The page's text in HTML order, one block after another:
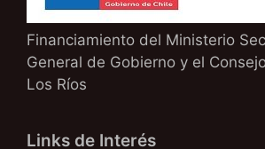
Financiamiento del Ministerio
General de Gobierno y el
Los Ríos
Links de Interés